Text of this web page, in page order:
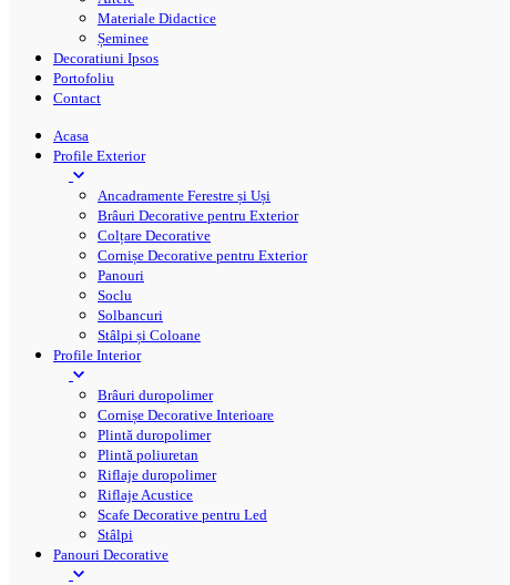
Materiale Didactice
Șeminee
Decoratiuni Ipsos
Portofoliu
Contact
Acasa
Profile Exterior
Ancadramente Ferestre și Uși
Brâuri Decorative pentru Exterior
Colțare Decorative
Cornișe Decorative pentru Exterior
Panouri
Soclu
Solbancuri
Stâlpi și Coloane
Profile Interior
Brâuri duropolimer
Cornișe Decorative Interioare
Plintă duropolimer
Plintă poliuretan
Riflaje duropolimer
Riflaje Acustice
Scafe Decorative pentru Led
Stâlpi
Panouri Decorative